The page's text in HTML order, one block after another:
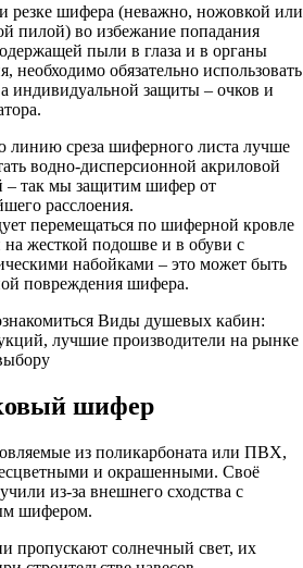
резке шифера (неважно, ножовкой или
пилой) во избежание попадания
пыли в глаза и в органы
необходимо обязательно использовать
индивидуальной защиты – очков и
линию среза шиферного листа лучше
водно-дисперсионной акриловой
– так мы защитим шифер от
расслоения.
перемещаться по шиферной кровле
на жесткой подошве и в обуви с
набойками – это может быть
повреждения шифера.
Виды душевых кабин:
лучшие производители на рынке
шифер
из поликарбоната или ПВХ,
и окрашенными. Своё
из-за внешнего сходства с
шифером.
пропускают солнечный свет, их